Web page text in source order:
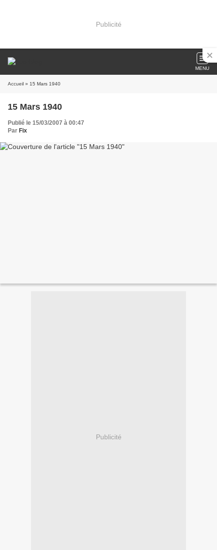
Publicité
MENU
Accueil » 15 Mars 1940
15 Mars 1940
Publié le 15/03/2007 à 00:47
Par Fix
Publicité